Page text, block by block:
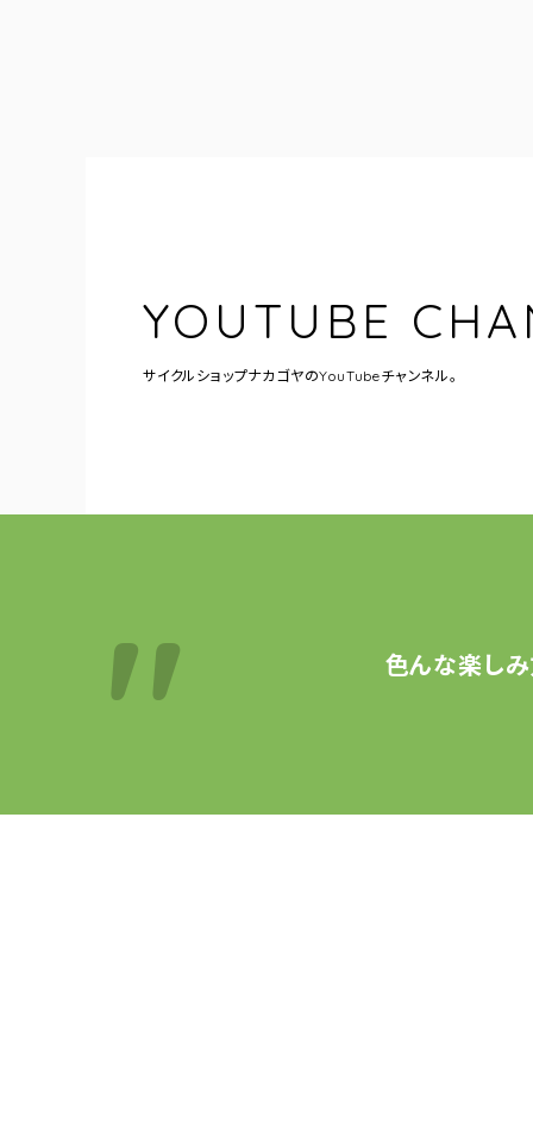
YOUTUBE
サイクルショップナカゴヤのYouTubeチャンネル。
色んな楽し